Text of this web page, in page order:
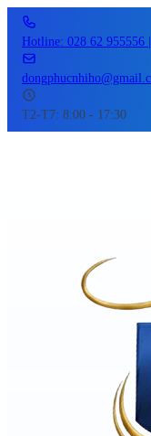
Hotline: 028 62 955556
T2-T7: 8:00 - 17:30